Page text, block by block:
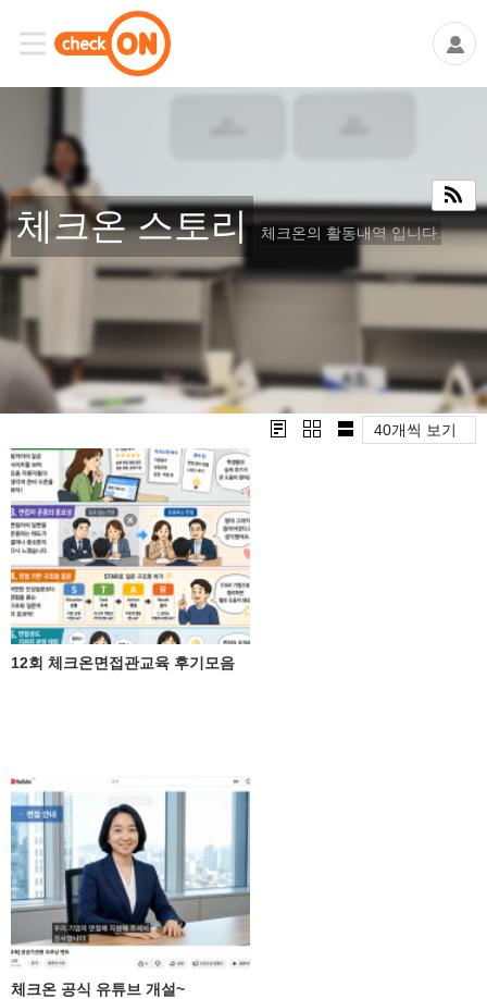
체크온 스토리 체크온의 활동내역 입니다.
40개씩 보기
12회 체크온면접관교육 후기모음
체크온 공식 유튜브 개설~